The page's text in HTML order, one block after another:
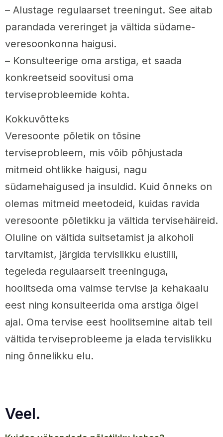
– Alustage regulaarset treeningut. See aitab
parandada vereringet ja vältida südame-
veresoonkonna haigusi.
– Konsulteerige oma arstiga, et saada
konkreetseid soovitusi oma
terviseprobleemide kohta.
Kokkuvõtteks
Veresoonte põletik on tõsine
terviseprobleem, mis võib põhjustada
mitmeid ohtlikke haigusi, nagu
südamehaigused ja insuldid. Kuid õnneks on
olemas mitmeid meetodeid, kuidas ravida
veresoonte põletikku ja vältida tervisehäireid.
Oluline on vältida suitsetamist ja alkoholi
tarvitamist, järgida tervislikku elustiili,
tegeleda regulaarselt treeninguga,
hoolitseda oma vaimse tervise ja kehakaalu
eest ning konsulteerida oma arstiga õigel
ajal. Oma tervise eest hoolitsemine aitab teil
vältida terviseprobleeme ja elada tervislikku
ning õnnelikku elu.
Veel.